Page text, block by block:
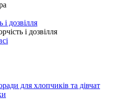
і дозвілля
і дозвілля
для хлопчиків та дівчат